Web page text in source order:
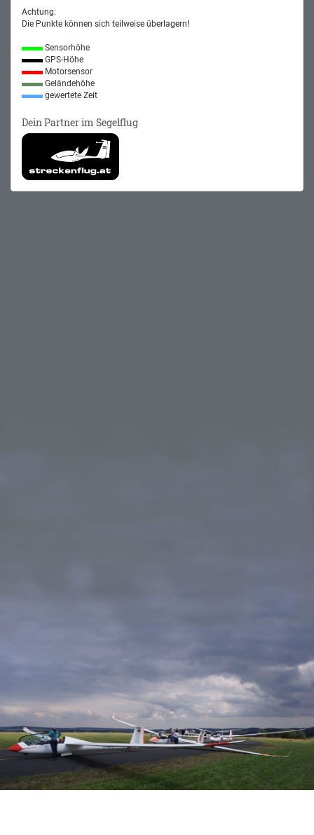
Achtung:
Die Punkte können sich teilweise überlagern!
Sensorhöhe
GPS-Höhe
Motorsensor
Geländehöhe
gewertete Zeit
Dein Partner im Segelflug